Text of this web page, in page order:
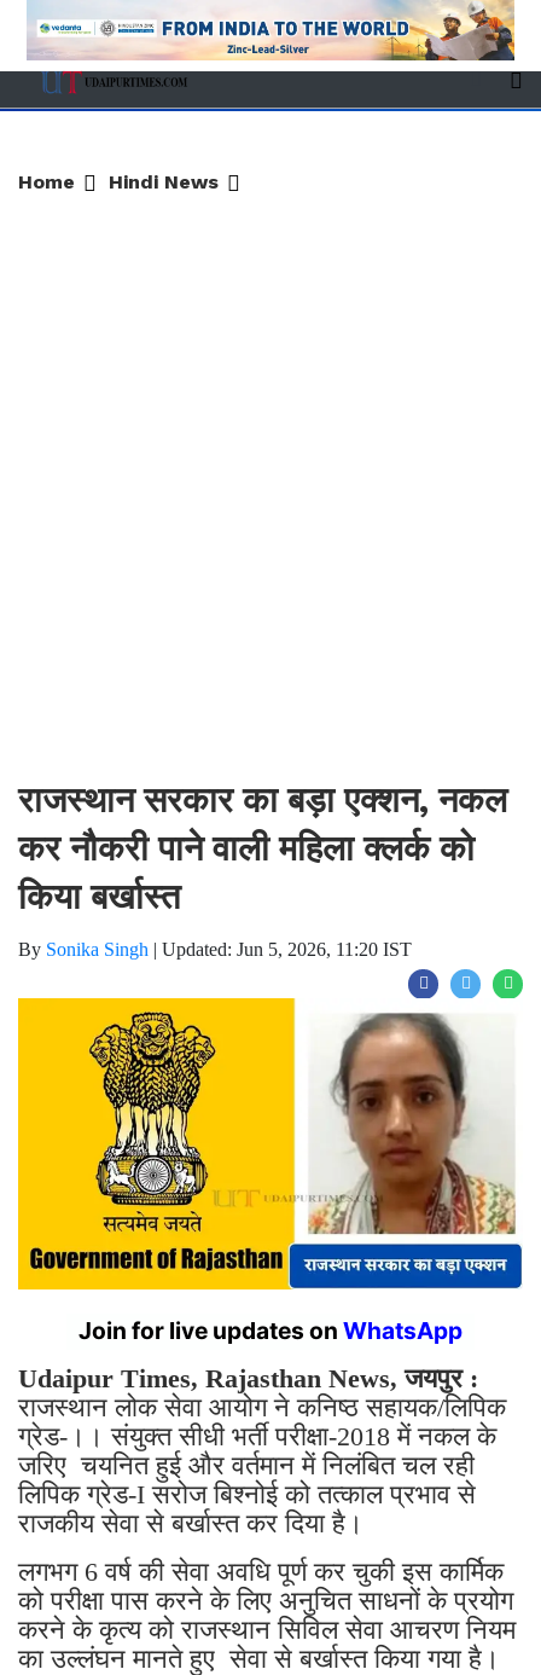
Home Hindi News
राजस्थान सरकार का बड़ा एक्शन, नकल
कर नौकरी पाने वाली महिला क्लर्क को
किया बर्खास्त
By Sonika Singh Updated: Jun 5, 2026, 11:20 IST
Join for live updates onWhatsApp
Udaipur Times, Rajasthan News, जयपुर :
राजस्थान लोक सेवा आयोग ने कनिष्ठ सहायक/लिपिक
ग्रेड-।। संयुक्त सीधी भर्ती परीक्षा-2018 में नकल के
जरिए चयनित हुई और वर्तमान में निलंबित चल रही
लिपिक ग्रेड-I सरोज बिश्नोई को तत्काल प्रभाव से
राजकीय सेवा से बर्खास्त कर दिया है।
लगभग 6 वर्ष की सेवा अवधि पूर्ण कर चुकी इस कार्मिक
को परीक्षा पास करने के लिए अनुचित साधनों के प्रयोग
करने के कृत्य को राजस्थान सिविल सेवा आचरण नियम
का उल्लंघन मानते हुए सेवा से बर्खास्त किया गया है।